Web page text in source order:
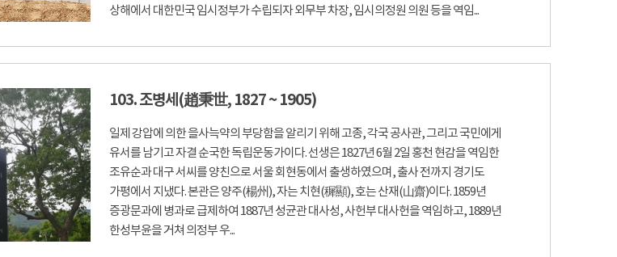
상해에서 대한민국 임시정부가 수립되자 외무부 차장, 임시의정원 의원 등을 역임...
103. 조병세(趙秉世, 1827 ~ 1905)
일제 강압에 의한 을사늑약의 부당함을 알리기 위해 고종, 각국 공사관, 그리고 국민에게
유서를 남기고 자결 순국한 독립운동가이다. 선생은 1827년 6월 2일 홍천 현감을 역임한
조유순과 대구 서씨를 양친으로 서울 회현동에서 출생하였으며, 출사 전까지 경기도
가평에서 지냈다. 본관은 양주(楊州), 자는 치현(穉顯), 호는 산재(山齋)이다. 1859년
증광문과에 병과로 급제하여 1887년 성균관 대사성, 사헌부 대사헌을 역임하고, 1889년
한성부윤을 거쳐 의정부 우...